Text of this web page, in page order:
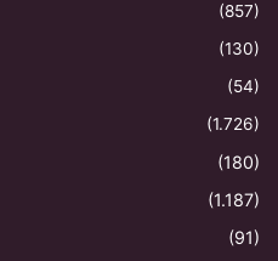
(857)
(130)
(54)
(1.726)
(180)
(1.187)
(91)